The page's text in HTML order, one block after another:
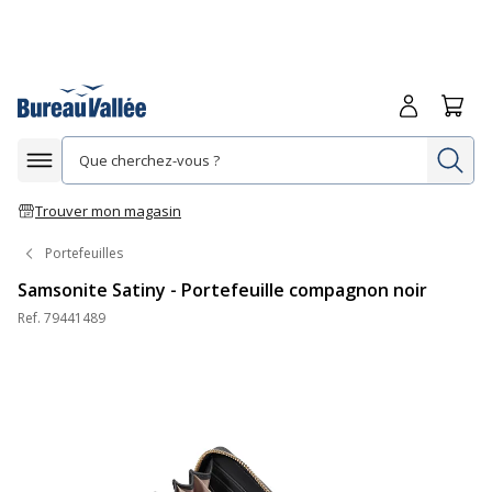
Afficher la navigation
Trouver mon magasin
Me
Portefeuilles
Samsonite Satiny - Portefeuille compagnon noir
Ref. 79441489